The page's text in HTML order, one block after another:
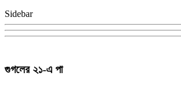
Sidebar
গুগলের ২১-এ পা